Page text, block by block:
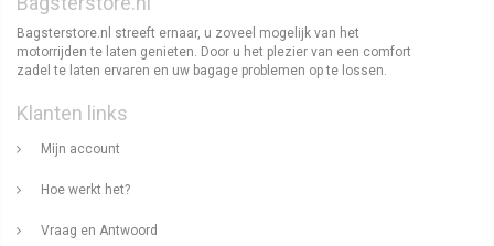
Bagsterstore.nl streeft ernaar, u zoveel mogelijk van het
motorrijden te laten genieten. Door u het plezier van een comfort
zadel te laten ervaren en uw bagage problemen op te lossen.
Klanten links
Mijn account
Hoe werkt het?
Vraag en Antwoord